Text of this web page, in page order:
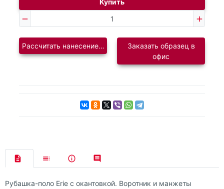
Купить
Рассчитать нанесение логотипаЗаказать образец в
офис
Рубашка-поло Erie с окантовкой. Воротник и манжеты